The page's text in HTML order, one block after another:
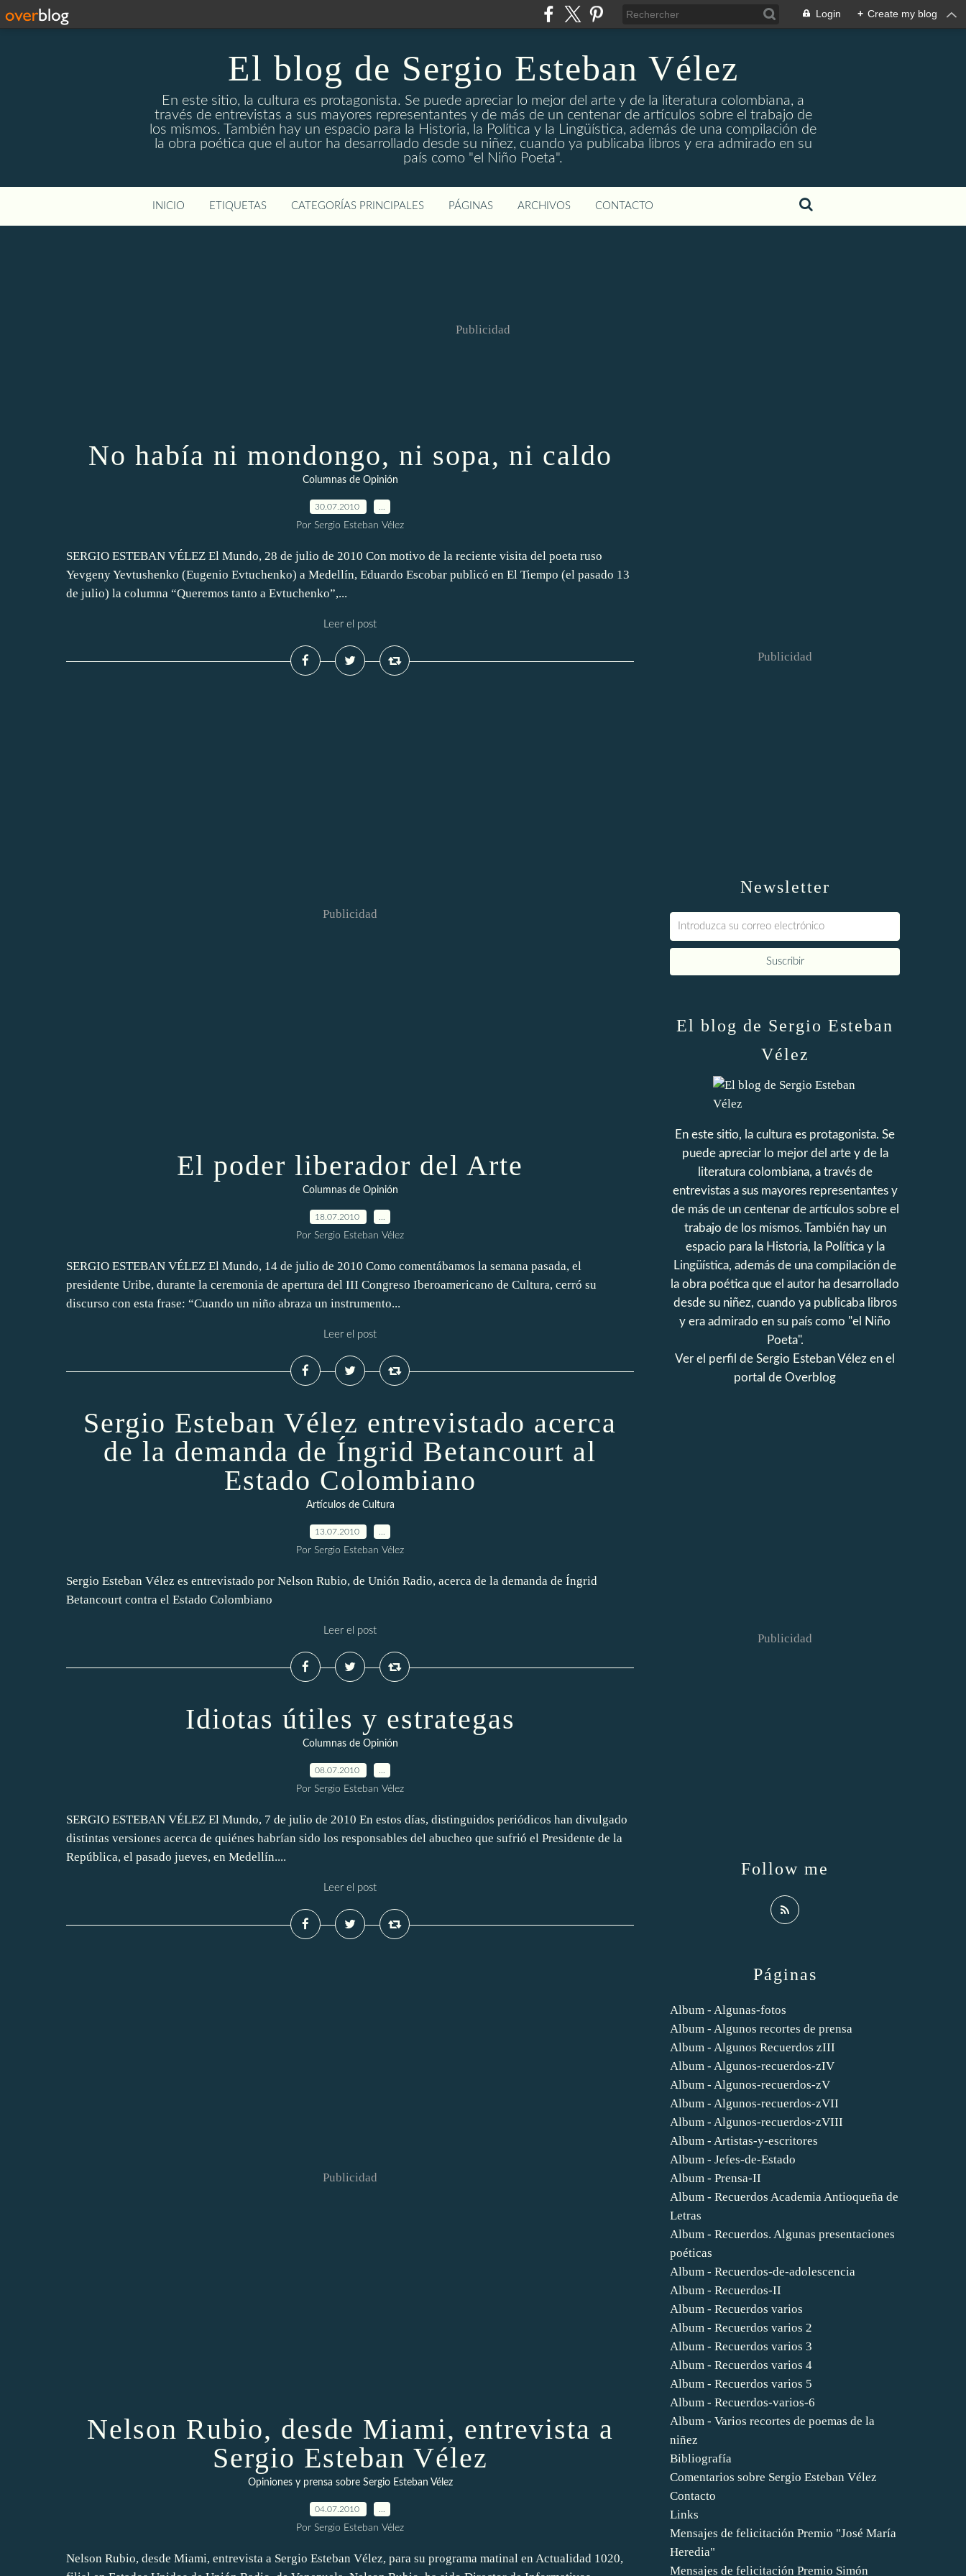
Login + Create my blog
El blog de Sergio Esteban Vélez
En este sitio, la cultura es protagonista. Se puede apreciar lo mejor del arte y de la literatura colombiana, a
través de entrevistas a sus mayores representantes y de más de un centenar de artículos sobre el trabajo de
los mismos. También hay un espacio para la Historia, la Política y la Lingüística, además de una compilación de
la obra poética que el autor ha desarrollado desde su niñez, cuando ya publicaba libros y era admirado en su
país como "el Niño Poeta".
INICIO ETIQUETAS CATEGORÍAS PRINCIPALES PÁGINAS ARCHIVOS CONTACTO
Publicidad
No había ni mondongo, ni sopa, ni caldo
Columnas de Opinión
30.07.2010
Por Sergio Esteban Vélez
SERGIO ESTEBAN VÉLEZ El Mundo, 28 de julio de 2010 Con motivo de la reciente visita del poeta ruso
Yevgeny Yevtushenko (Eugenio Evtuchenko) a Medellín, Eduardo Escobar publicó en El Tiempo (el pasado 13
de julio) la columna “Queremos tanto a Evtuchenko”,...
Leer el post
Publicidad
El poder liberador del Arte
Columnas de Opinión
18.07.2010
Por Sergio Esteban Vélez
SERGIO ESTEBAN VÉLEZ El Mundo, 14 de julio de 2010 Como comentábamos la semana pasada, el
presidente Uribe, durante la ceremonia de apertura del III Congreso Iberoamericano de Cultura, cerró su
discurso con esta frase: “Cuando un niño abraza un instrumento...
Leer el post
Sergio Esteban Vélez entrevistado acerca
de la demanda de Íngrid Betancourt al
Estado Colombiano
Artículos de Cultura
13.07.2010
Por Sergio Esteban Vélez
Sergio Esteban Vélez es entrevistado por Nelson Rubio, de Unión Radio, acerca de la demanda de Íngrid
Betancourt contra el Estado Colombiano
Leer el post
Idiotas útiles y estrategas
Columnas de Opinión
08.07.2010
Por Sergio Esteban Vélez
SERGIO ESTEBAN VÉLEZ El Mundo, 7 de julio de 2010 En estos días, distinguidos periódicos han divulgado
distintas versiones acerca de quiénes habrían sido los responsables del abucheo que sufrió el Presidente de la
República, el pasado jueves, en Medellín....
Leer el post
Publicidad
Nelson Rubio, desde Miami, entrevista a
Sergio Esteban Vélez
Opiniones y prensa sobre Sergio Esteban Vélez
04.07.2010
Por Sergio Esteban Vélez
Nelson Rubio, desde Miami, entrevista a Sergio Esteban Vélez, para su programa matinal en Actualidad 1020,
Newsletter
Publicidad
Páginas
Album - Algunas-fotos
Album - Algunos recortes de prensa
Album - Algunos Recuerdos zIII
Album - Algunos-recuerdos-zIV
Album - Algunos-recuerdos-zV
Album - Algunos-recuerdos-zVII
Album - Algunos-recuerdos-zVIII
Album - Artistas-y-escritores
Album - Jefes-de-Estado
Album - Prensa-II
Album - Recuerdos Academia Antioqueña de
Letras
Album - Recuerdos. Algunas presentaciones
poéticas
Album - Recuerdos-de-adolescencia
Album - Recuerdos-II
Album - Recuerdos varios
Album - Recuerdos varios 2
Album - Recuerdos varios 3
Album - Recuerdos varios 4
Album - Recuerdos varios 5
Album - Recuerdos-varios-6
Album - Varios recortes de poemas de la
niñez
Bibliografía
Comentarios sobre Sergio Esteban Vélez
Contacto
Links
Mensajes de felicitación Premio "José María
Heredia"
Mensajes de felicitación Premio Simón
El blog de Sergio Esteban
Vélez
En este sitio, la cultura es protagonista. Se
puede apreciar lo mejor del arte y de la
literatura colombiana, a través de
entrevistas a sus mayores representantes y
de más de un centenar de artículos sobre el
trabajo de los mismos. También hay un
espacio para la Historia, la Política y la
Lingüística, además de una compilación de
la obra poética que el autor ha desarrollado
desde su niñez, cuando ya publicaba libros
y era admirado en su país como "el Niño
Poeta".
Ver el perfil de Sergio Esteban Vélez en el
portal de Overblog
Follow me
Publicidad